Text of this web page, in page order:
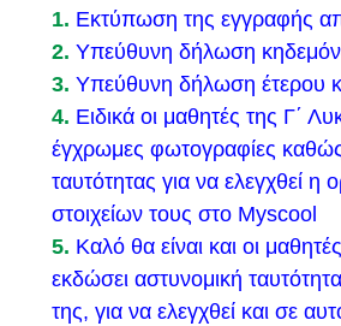
των μαθητών), φαγητό
και χορός.
Η παρουσία σας ,θα μας
ΓΙΑ ΤΟ ΓΕΛ ΛΥΚΟΒΡΥΣΗΣ
Ο ΔΙΕΥΘΥΝΤΗΣ
ΜΑΡΜΑΓΓΙΟΛΗΣ ΙΩΑΝΝΗΣ
ΠΡΟΓΡΑΜΜΑ ΕΞΕΤΑΣΕΩΝ
ΠΡΟΓΡΑΜΜΑ
ΓΕΛ
1. Εκτύπωση της εγγραφής
2. Υπεύθυνη δήλωση
3. Υπεύθυνη δήλωση έτερου
4. Ειδικά οι μαθητές της Γ΄
έγχρωμες φωτογραφίες
ταυτότητας για να ελεγχθεί
στοιχείων τους στο Myscool
5. Καλό θα είναι και οι
εκδώσει αστυνομική
της, για να ελεγχθεί και σε